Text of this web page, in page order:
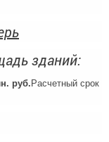
зданий:
руб. Расчетный срок